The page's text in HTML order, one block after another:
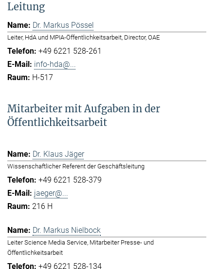
Leitung
Dr. Markus Pössel
Leiter, HdA und MPIA-Öffentlichkeitsarbeit, Director, OAE
+49 6221 528-261
info-hda@...
H-517
Mitarbeiter mit Aufgaben in der
Öffentlichkeitsarbeit
Dr. Klaus Jäger
Wissenschaftlicher Referent der Geschäftsleitung
+49 6221 528-379
jaeger@...
216 H
Dr. Markus Nielbock
Leiter Science Media Service, Mitarbeiter Presse- und
Öffentlichkeitsarbeit
+49 6221 528-134